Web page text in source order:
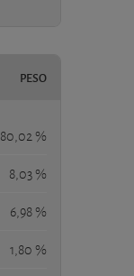
PESO
80,02 %
8,03 %
6,98 %
1,80 %